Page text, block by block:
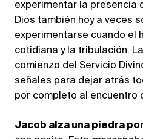
experimentar la presencia
Dios también hoy a veces
experimentarse cuando el
cotidiana y la tribulación.
comienzo del Servicio
señales para dejar atrás
por completo al encuentro
Jacob alza una piedra